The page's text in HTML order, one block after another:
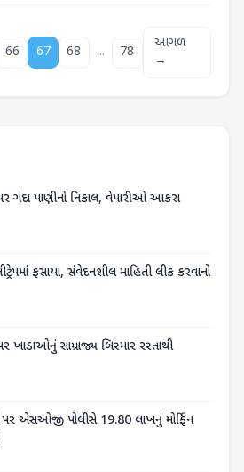
66 67 68 ... 78
આગળ
→
પર ગંદા પાણીનો નિકાલ, વેપારીઓ આકરા
ફસાયા, સંવેદનશીલ માહિતી લીક કરવાનો
ખાડાઓનું સામ્રાજ્ય બિસ્માર રસ્તાથી
પર એસઓજી પોલીસે 19.80 લાખનું મોર્ફિન